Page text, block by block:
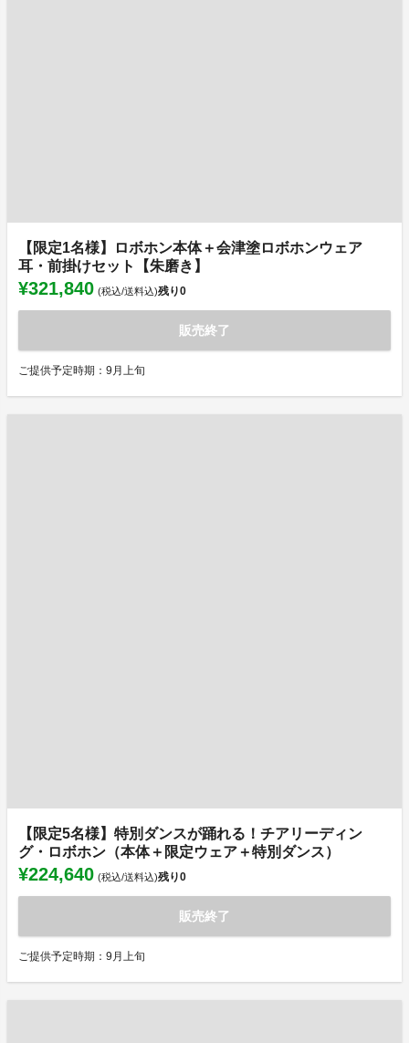
【限定1名様】ロボホン本体＋会津塗ロボホンウェア
耳・前掛けセット【朱磨き】
¥321,840 (税込/送料込)残り0
販売終了
ご提供予定時期：9月上旬
【限定5名様】特別ダンスが踊れる！チアリーディン
グ・ロボホン（本体＋限定ウェア＋特別ダンス）
¥224,640 (税込/送料込)残り0
販売終了
ご提供予定時期：9月上旬